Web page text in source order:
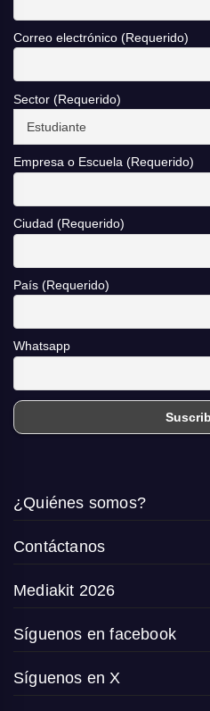
Correo electrónico (Requerido)
Sector (Requerido)
Empresa o Escuela (Requerido)
Ciudad (Requerido)
País (Requerido)
Whatsapp
¿Quiénes somos?
Contáctanos
Mediakit 2026
Síguenos en facebook
Síguenos en X